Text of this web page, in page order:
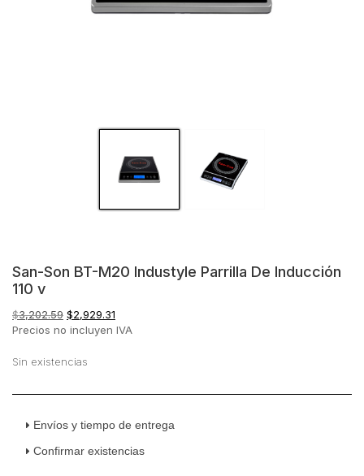
San-Son BT-M20 Industyle Parrilla De Inducción
110 v
$3,202.59 El
precio
era:
$2,929.31
precio
Precios no incluyen IVA
Sin existencias
Envíos y tiempo de entrega
Confirmar existencias